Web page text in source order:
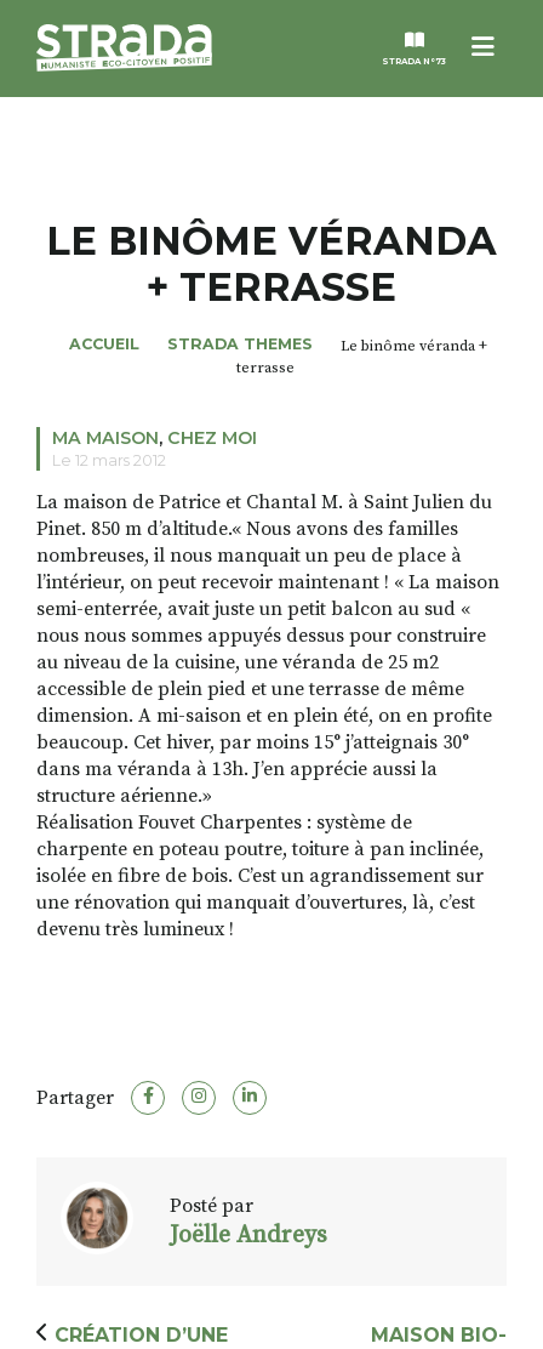
Menu
STRADA N°73
MAGAZINES
NOS THÈMES
ALTER STRADA
ROSÉE DE MAI
RECHERCHER
S'ABONNER
S'INSCRIRE À LA NEWSLETTER
FACEBOOKINSTAGRAM
LINKEDINYOUTUBE
LE BINÔME VÉRANDA
+ TERRASSE
ACCUEIL STRADA THEMES
Le binôme véranda +
terrasse
MA MAISON, CHEZ MOI
Le 12 mars 2012
La maison de Patrice et Chantal M. à Saint Julien du
Pinet. 850 m d’altitude.« Nous avons des familles
nombreuses, il nous manquait un peu de place à
l’intérieur, on peut recevoir maintenant ! « La maison
semi-enterrée, avait juste un petit balcon au sud «
nous nous sommes appuyés dessus pour construire
au niveau de la cuisine, une véranda de 25 m2
accessible de plein pied et une terrasse de même
dimension. A mi-saison et en plein été, on en profite
beaucoup. Cet hiver, par moins 15° j’atteignais 30°
dans ma véranda à 13h. J’en apprécie aussi la
structure aérienne.»
Réalisation Fouvet Charpentes : système de
charpente en poteau poutre, toiture à pan inclinée,
isolée en fibre de bois. C’est un agrandissement sur
une rénovation qui manquait d’ouvertures, là, c’est
devenu très lumineux !
Partager
Posté par
Joëlle Andreys
CRÉATION D’UNE
MAISON BIO-